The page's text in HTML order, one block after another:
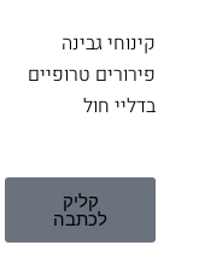
קינוחי גבינה
פירורים טרופיים
בדליי חול
קליק
לכתבה